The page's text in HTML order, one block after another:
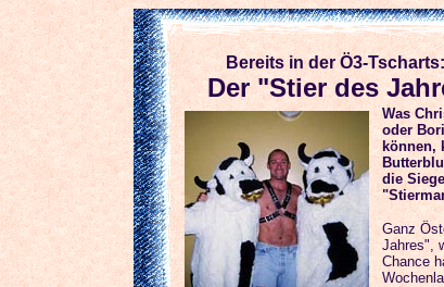
Bereits in der Ö3-
Der "Stier des
Was
oder
können,
die
Ganz
Jahres",
Chance